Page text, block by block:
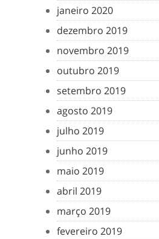
janeiro 2020
dezembro 2019
novembro 2019
outubro 2019
setembro 2019
agosto 2019
julho 2019
junho 2019
maio 2019
abril 2019
março 2019
fevereiro 2019